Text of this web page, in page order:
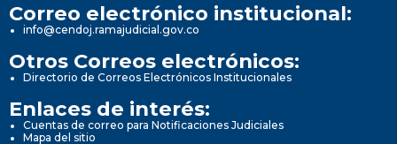
Correo electrónico institucional:
info@cendoj.ramajudicial.gov.co
Otros Correos electrónicos:
Directorio de Correos Electrónicos Institucionales
Enlaces de interés:
Cuentas de correo para Notificaciones Judiciales
Mapa del sitio